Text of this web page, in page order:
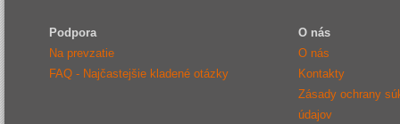
Podpora
Na prevzatie
FAQ - Najčastejšie kladené otázky
O nás
O nás
Kontakty
Zásady ochrany
údajov